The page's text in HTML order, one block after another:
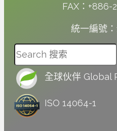
FAX：+886-
統一編號
全球伙伴 Global
ISO 14064-1